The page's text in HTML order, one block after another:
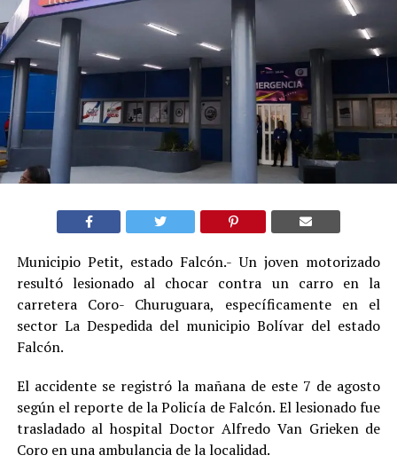
Municipio Petit, estado Falcón.- Un joven motorizado
resultó lesionado al chocar contra un carro en la
carretera Coro- Churuguara, específicamente en el
sector La Despedida del municipio Bolívar del estado
Falcón.
El accidente se registró la mañana de este 7 de agosto
según el reporte de la Policía de Falcón. El lesionado fue
trasladado al hospital Doctor Alfredo Van Grieken de
Coro en una ambulancia de la localidad.